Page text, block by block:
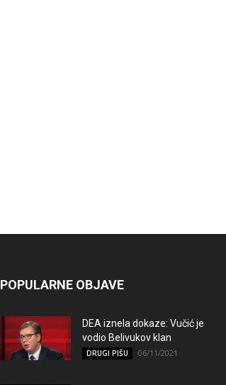
POPULARNE OBJAVE
DEA iznela dokaze: Vučić je
vodio Belivukov klan
DRUGI PIŠU 06/11/2021